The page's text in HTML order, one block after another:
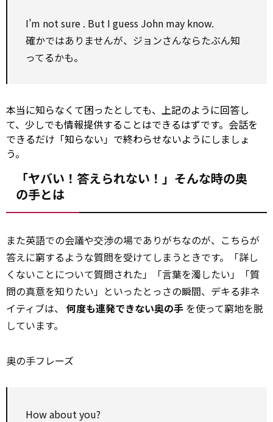
I’m not sure . But I guess John may know.
確かではありませんが、ジョンさんならたぶん知
ってるかも。
本当に知らなくて困ったとしても、上記のように回答し
て、少しでも情報提供することはできるはずです。会話を
できるだけ「知らない」で終わらせないようにしましょ
う。
「ヤバい！答えられない！」そんな時の奥
の手とは
また英語での会議や交渉の場でありがちなのが、こちらが
答えに窮するような質問を受けてしまうときです。「詳し
くないことについて質問された」「言葉を濁したい」「質
問の真意を知りたい」といったとっさの瞬間、デキる非ネ
イティブは、 何度も連発できない奥の手 を使って窮地を脱
しています。
奥の手フレーズ
How aboutyou?